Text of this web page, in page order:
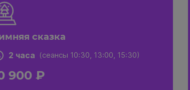
сказка
2 часа (сеансы 10:30, 13:00, 15:30)
900 ₽